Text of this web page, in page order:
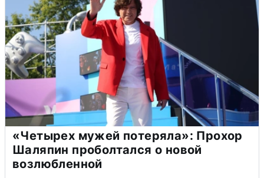
«Четырех мужей потеряла»: Прохор
Шаляпин проболтался о новой
возлюбленной